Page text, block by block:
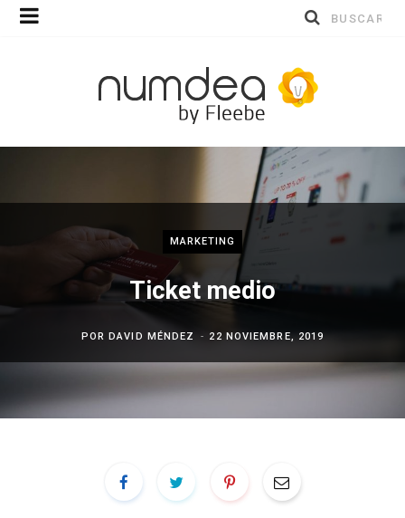
Buscar
MARKETING
Ticket medio
PORDAVID MÉNDEZ 22 NOVIEMBRE, 2019